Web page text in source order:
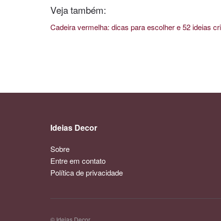
Veja também:
Cadeira vermelha: dicas para escolher e 52 ideias
Ideias Decor
Sobre
Entre em contato
Política de privacidade
© Ideias Decor